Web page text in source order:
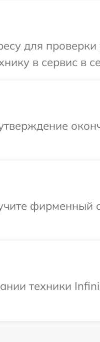
для проверки
в сервис в
фирменный
техники